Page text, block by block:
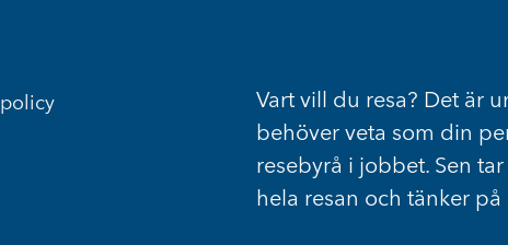
policy
Vart vill du resa? Det är
behöver veta som din
resebyrå i jobbet. Sen
hela resan och tänker